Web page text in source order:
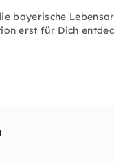
bayerische
erst für Dich